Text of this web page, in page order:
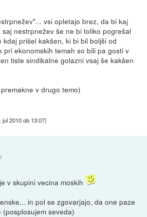
vsi opletajo brez, da bi kaj
nestrpnežev še ne bi toliko pogrešal
prišel kakšen, ki bi bil boljši od
pri ekonomskih temah so bili pa gosti v
tiste sindikalne golazni vsaj še kakšen
v drugo temo)
jul 2010 ob 13:07)
v skupini vecina moskih
in pol se zgovarjajo, da one paze
seveda)